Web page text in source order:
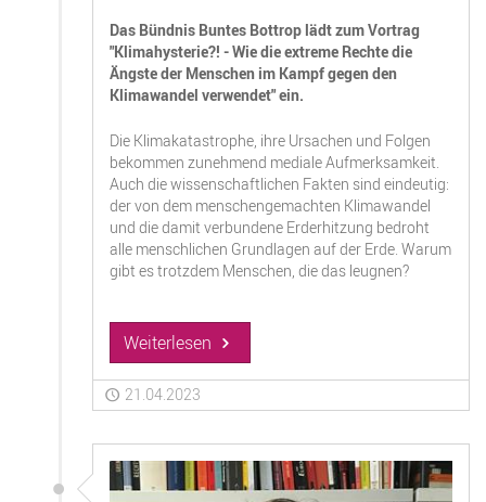
Das Bündnis Buntes Bottrop lädt zum Vortrag
"Klimahysterie?! - Wie die extreme Rechte die
Ängste der Menschen im Kampf gegen den
Klimawandel verwendet" ein.
Die Klimakatastrophe, ihre Ursachen und Folgen
bekommen zunehmend mediale Aufmerksamkeit.
Auch die wissenschaftlichen Fakten sind eindeutig:
der von dem menschengemachten Klimawandel
und die damit verbundene Erderhitzung bedroht
alle menschlichen Grundlagen auf der Erde. Warum
gibt es trotzdem Menschen, die das leugnen?
Weiterlesen
21.04.2023